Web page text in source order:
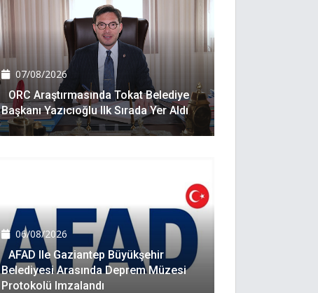
07/08/2026
ORC Araştırmasında Tokat Belediye
Başkanı Yazıcıoğlu Ilk Sırada Yer Aldı
06/08/2026
AFAD Ile Gaziantep Büyükşehir
Belediyesi Arasında Deprem Müzesi
Protokolü Imzalandı